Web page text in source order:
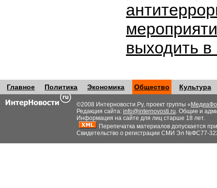
выходить
Главное Политика Экономика Общество Культура
©2008 Интерновости.Ру, проект группы «
Редакция сайта: info@internovosti.ru. Общие и
Информация на сайте для лиц старше 18 лет.
Перепечатка материалов допускается
Свидетельство о регистрации СМИ Эл №ФС77-